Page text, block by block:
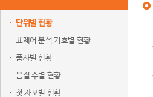
단위별 현황
표제어 분석 기호별 현황
품사별 현황
음절 수별 현황
첫 자모별 현황